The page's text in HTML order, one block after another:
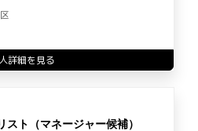
詳細を見る
ト（マネージャー候補）